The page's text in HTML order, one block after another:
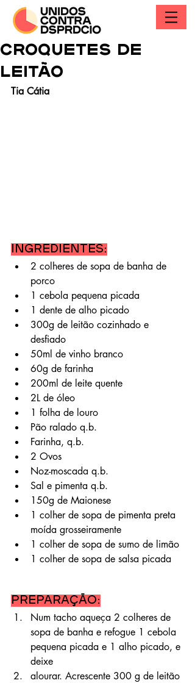
CROQUETES DE
LEITÃO
Tia Cátia
Ingredientes:
2 colheres de sopa de banha de
porco
1 cebola pequena picada
1 dente de alho picado
300g de leitão cozinhado e
desfiado
50ml de vinho branco
60g de farinha
200ml de leite quente
2L de óleo
1 folha de louro
Pão ralado q.b.
Farinha, q.b.
2 Ovos
Noz-moscada q.b.
Sal e pimenta q.b.
150g de Maionese
1 colher de sopa de pimenta preta
moída grosseiramente
1 colher de sopa de sumo de limão
1 colher de sopa de salsa picada
Preparação:
Num tacho aqueça 2 colheres de
sopa de banha e refogue 1 cebola
pequena picada e 1 alho picado, e
deixe
alourar. Acrescente 300 g de leitão